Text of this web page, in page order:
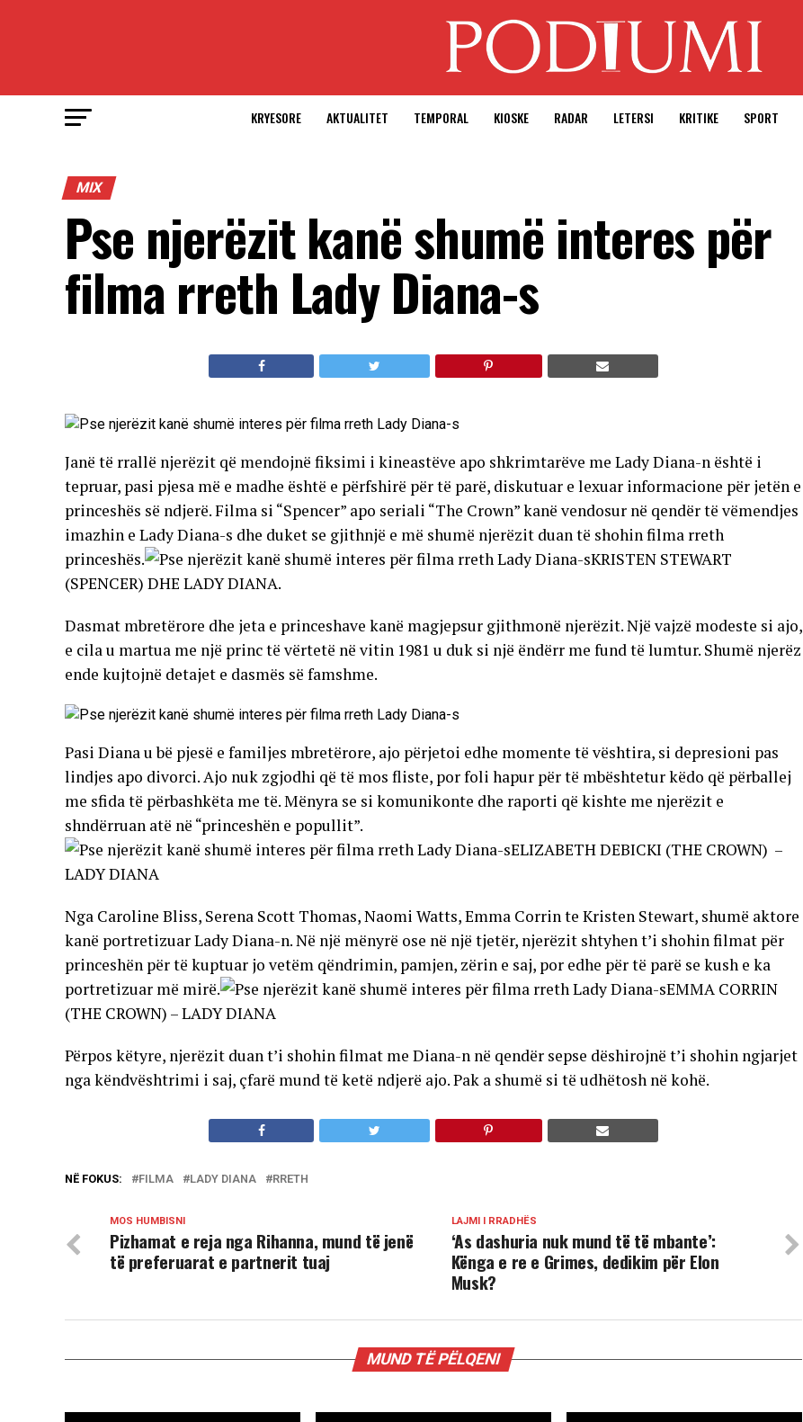
KRYESORE AKTUALITET TEMPORAL KIOSKE RADAR LETERSI KRITIKE SPORT
MIX
Pse njerëzit kanë shumë interes për
filma rreth Lady Diana-s
Janë të rrallë njerëzit që mendojnë fiksimi i kineastëve apo shkrimtarëve me Lady Diana-n është i
tepruar, pasi pjesa më e madhe është e përfshirë për të parë, diskutuar e lexuar informacione për jetën e
princeshës së ndjerë. Filma si “Spencer” apo seriali “The Crown” kanë vendosur në qendër të vëmendjes
imazhin e Lady Diana-s dhe duket se gjithnjë e më shumë njerëzit duan të shohin filma rreth
princeshës.
KRISTEN STEWART
(SPENCER) DHE LADY DIANA.
Dasmat mbretërore dhe jeta e princeshave kanë magjepsur gjithmonë njerëzit. Një vajzë modeste si ajo,
e cila u martua me një princ të vërtetë në vitin 1981 u duk si një ëndërr me fund të lumtur. Shumë njerëz
ende kujtojnë detajet e dasmës së famshme.
Pasi Diana u bë pjesë e familjes mbretërore, ajo përjetoi edhe momente të vështira, si depresioni pas
lindjes apo divorci. Ajo nuk zgjodhi që të mos fliste, por foli hapur për të mbështetur këdo që përballej
me sfida të përbashkëta me të. Mënyra se si komunikonte dhe raporti që kishte me njerëzit e
shndërruan atë në “princeshën e popullit”.
ELIZABETH DEBICKI (THE CROWN) –
LADY DIANA
Nga Caroline Bliss, Serena Scott Thomas, Naomi Watts, Emma Corrin te Kristen Stewart, shumë aktore
kanë portretizuar Lady Diana-n. Në një mënyrë ose në një tjetër, njerëzit shtyhen t’i shohin filmat për
princeshën për të kuptuar jo vetëm qëndrimin, pamjen, zërin e saj, por edhe për të parë se kush e ka
portretizuar më mirë.
EMMA CORRIN
(THE CROWN) – LADY DIANA
Përpos këtyre, njerëzit duan t’i shohin filmat me Diana-n në qendër sepse dëshirojnë t’i shohin ngjarjet
nga këndvështrimi i saj, çfarë mund të ketë ndjerë ajo. Pak a shumë si të udhëtosh në kohë.
NË FOKUS: FILMA LADY DIANA RRETH
LAJMI I RRADHËS
‘As dashuria nuk mund të të mbante’:
Kënga e re e Grimes, dedikim për Elon
Musk?
MOS HUMBISNI
Pizhamat e reja nga Rihanna, mund të jenë
të preferuarat e partnerit tuaj
MUND TË PËLQENI